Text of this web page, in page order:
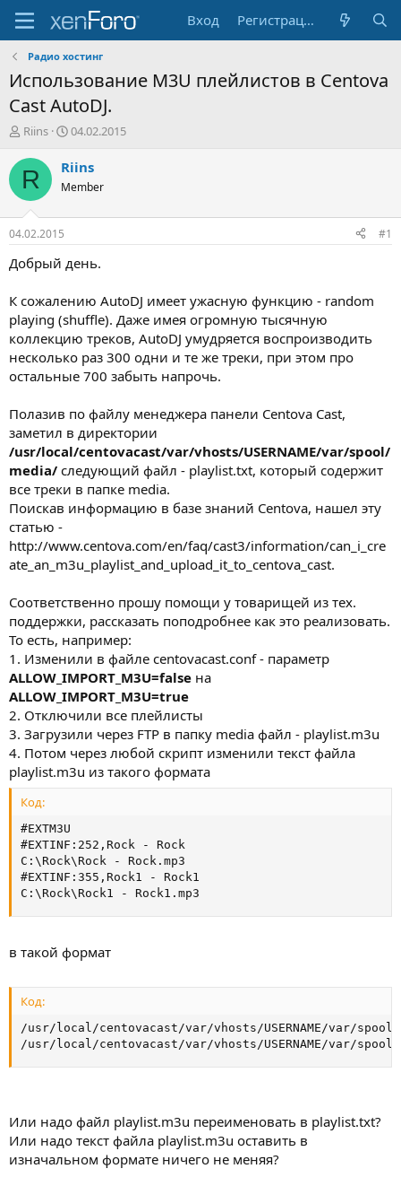
Вход Регистрация
Радио хостинг
Использование M3U плейлистов в Centova
Cast AutoDJ.
А
т
о
т
е
м
ы
Riins
Д
т
н
а
л
а
04.02.2015
R Riins
Member
04.02.2015 #1
Добрый день.
К сожалению AutoDJ имеет ужасную функцию - random
playing (shuffle). Даже имея огромную тысячную
коллекцию треков, AutoDJ умудряется воспроизводить
несколько раз 300 одни и те же треки, при этом про
остальные 700 забыть напрочь.
Полазив по файлу менеджера панели Centova Cast,
заметил в директории
/usr/local/centovacast/var/vhosts/USERNAME/var/spool/
media/ следующий файл - playlist.txt, который содержит
все треки в папке media.
Поискав информацию в базе знаний Centova, нашел эту
статью -
http://www.centova.com/en/faq/cast3/information/can_i_cre
ate_an_m3u_playlist_and_upload_it_to_centova_cast.
Соответственно прошу помощи у товарищей из тех.
поддержки, рассказать поподробнее как это реализовать.
То есть, например:
1. Изменили в файле centovacast.conf - параметр
ALLOW_IMPORT_M3U=false на
ALLOW_IMPORT_M3U=true
2. Отключили все плейлисты
3. Загрузили через FTP в папку media файл - playlist.m3u
4. Потом через любой скрипт изменили текст файла
playlist.m3u из такого формата
Код:
#EXTM3U
#EXTINF:252,Rock - Rock
C:\Rock\Rock - Rock.mp3
#EXTINF:355,Rock1 - Rock1
C:\Rock\Rock1 - Rock1.mp3
в такой формат
Код:
/usr/local/centovacast/var/vhosts/USERNAME/var/spool/
/usr/local/centovacast/var/vhosts/USERNAME/var/spool/
Или надо файл playlist.m3u переименовать в playlist.txt?
Или надо текст файла playlist.m3u оставить в
изначальном формате ничего не меняя?